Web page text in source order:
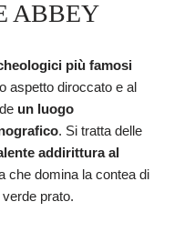
ABBEY
più famosi
aspetto diroccato e al
un luogo
. Si tratta delle
addirittura al
che domina la contea di
prato.